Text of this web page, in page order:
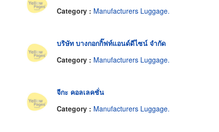
Category : Manufacturers Luggage.
บริษัท บางกอกกิ๊ฟท์แอนด์ดีไซน์ จำกัด
Category : Manufacturers Luggage.
จีกะ คอลเลคชั่น
Category : Manufacturers Luggage.